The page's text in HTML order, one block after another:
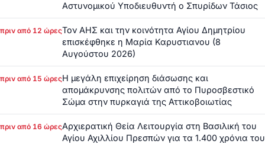
Αστυνομικού Υποδιευθυντή ο Σπυρίδων Τάσιος
πριν από 12 ώρεςΤον ΑΗΣ και την κοινότητα Αγίου Δημητρίου
επισκέφθηκε η Μαρία Καρυστιανου (8
Αυγούστου 2026)
πριν από 15 ώρεςΗ μεγάλη επιχείρηση διάσωσης και
απομάκρυνσης πολιτών από το Πυροσβεστικό
Σώμα στην πυρκαγιά της Αττικοβοιωτίας
πριν από 16 ώρεςΑρχιερατική Θεία Λειτουργία στη Βασιλική του
Αγίου Αχιλλίου Πρεσπών για τα 1.400 χρόνια του